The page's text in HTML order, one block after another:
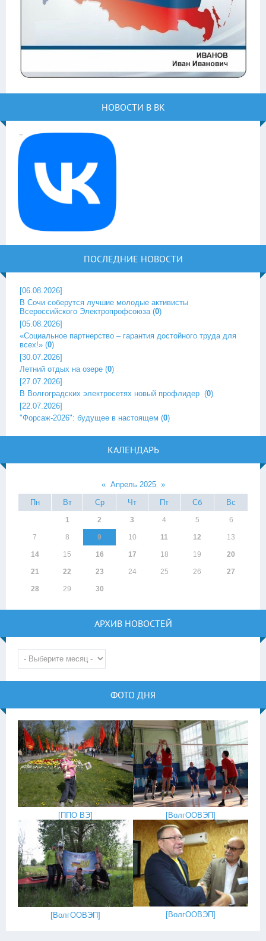
НОВОСТИ В ВК
ПОСЛЕДНИЕ НОВОСТИ
[06.08.2026]
В Сочи соберутся лучшие молодые активисты
Всероссийского Электропрофсоюза (0)
[05.08.2026]
«Социальное партнерство – гарантия достойного труда для
всех!» (0)
[30.07.2026]
Летний отдых на озере (0)
[27.07.2026]
В Волгоградских электросетях новый профлидер ‎ (0)
[22.07.2026]
"Форсаж-2026": будущее в настоящем (0)
КАЛЕНДАРЬ
« Апрель 2025 »
Пн
Вт Ср Чт Пт Сб Вс
1 2 3 4 5 6
7 8 9 10 11 12 13
14 15 16 17 18 19 20
21 22 23 24 25 26 27
28 29 30
АРХИВ НОВОСТЕЙ
ФОТО ДНЯ
[ППО ВЭ] [ВолгООВЭП]
[ВолгООВЭП] [ВолгООВЭП]